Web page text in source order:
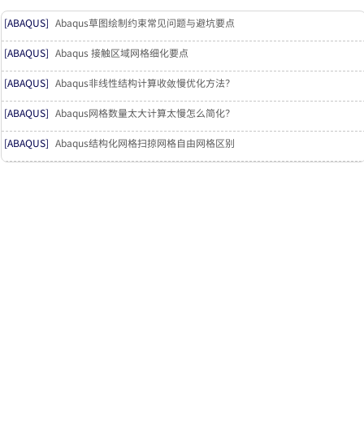
[ABAQUS] Abaqus草图绘制约束常见问题与避坑要点
[ABAQUS] Abaqus 接触区域网格细化要点
[ABAQUS] Abaqus非线性结构计算收敛慢优化方法？
[ABAQUS] Abaqus网格数量太大计算太慢怎么简化？
[ABAQUS] Abaqus结构化网格扫掠网格自由网格区别